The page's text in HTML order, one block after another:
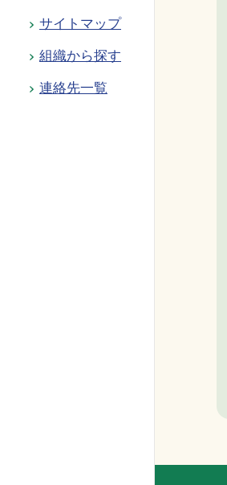
サイトマップ
組織から探す
連絡先一覧